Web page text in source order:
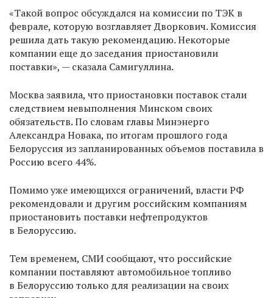
«Такой вопрос обсуждался на комиссии по ТЭК в
феврале, которую возглавляет Дворкович. Комиссия
решила дать такую рекомендацию. Некоторые
компании еще до заседания приостановили
поставки», — сказала Самигуллина.
Москва заявила, что приостановки поставок стали
следствием невыполнения Минском своих
обязательств. По словам главы Минэнерго
Александра Новака, по итогам прошлого года
Белоруссия из запланированных объемов поставила в
Россию всего 44%.
Помимо уже имеющихся ограничений, власти РФ
рекомендовали и другим российским компаниям
приостановить поставки нефтепродуктов
в Белоруссию.
Тем временем, СМИ сообщают, что российские
компании поставляют автомобильное топливо
в Белоруссию только для реализации на своих